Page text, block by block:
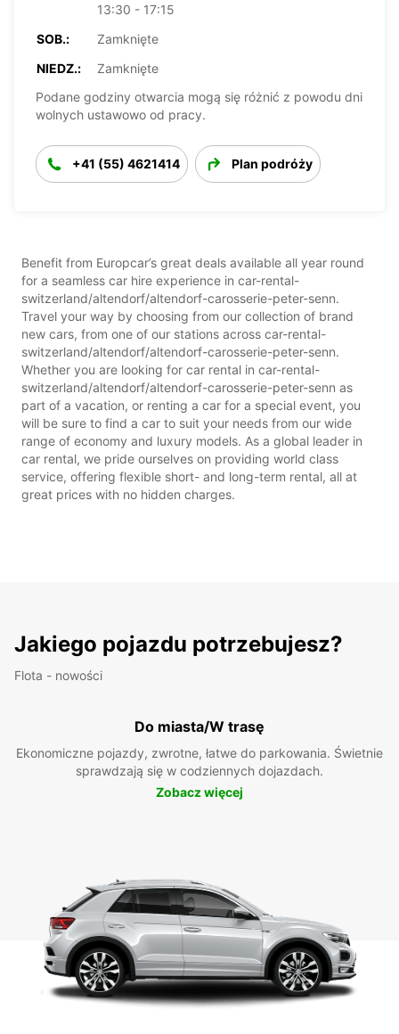
13:30 - 17:15
SOB.:
Zamknięte
NIEDZ.:
Zamknięte
Podane godziny otwarcia mogą się różnić z powodu dni
wolnych ustawowo od pracy.
+41 (55) 4621414 Plan podróży
Benefit from Europcar’s great deals available all year round
for a seamless car hire experience in car-rental-
switzerland/altendorf/altendorf-carosserie-peter-senn.
Travel your way by choosing from our collection of brand
new cars, from one of our stations across car-rental-
switzerland/altendorf/altendorf-carosserie-peter-senn.
Whether you are looking for car rental in car-rental-
switzerland/altendorf/altendorf-carosserie-peter-senn as
part of a vacation, or renting a car for a special event, you
will be sure to find a car to suit your needs from our wide
range of economy and luxury models. As a global leader in
car rental, we pride ourselves on providing world class
service, offering flexible short- and long-term rental, all at
great prices with no hidden charges.
Jakiego pojazdu potrzebujesz?
Flota - nowości
Do miasta/W trasę
Ekonomiczne pojazdy, zwrotne, łatwe do parkowania. Świetnie
sprawdzają się w codziennych dojazdach.
Zobacz więcej